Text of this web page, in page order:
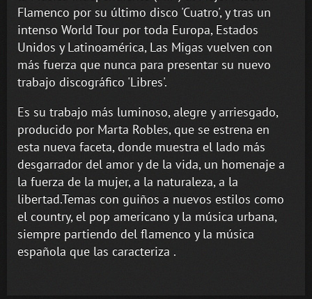
Flamenco por su último disco 'Cuatro', y tras un
intenso World Tour por toda Europa, Estados
Unidos y Latinoamérica, Las Migas vuelven con
más fuerza que nunca para presentar su nuevo
trabajo discográfico 'Libres'.
Es su trabajo más luminoso, alegre y arriesgado,
producido por Marta Robles, que se estrena en
esta nueva faceta, donde muestra el lado más
desgarrador del amor y de la vida, un homenaje a
la fuerza de la mujer, a la naturaleza, a la
libertad.Temas con guiños a nuevos estilos como
el country, el pop americano y la música urbana,
siempre partiendo del flamenco y la música
española que las caracteriza .